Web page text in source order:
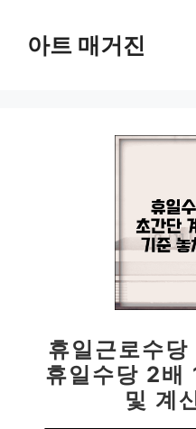
아트 매거진
휴일근로수
휴일수당 2배
및 계